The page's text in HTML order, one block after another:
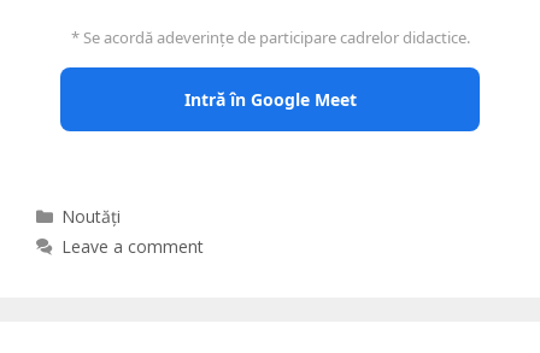
* Se acordă adeverințe de participare cadrelor didactice.
Intră în Google Meet
Categories
Noutăți
Leave a comment